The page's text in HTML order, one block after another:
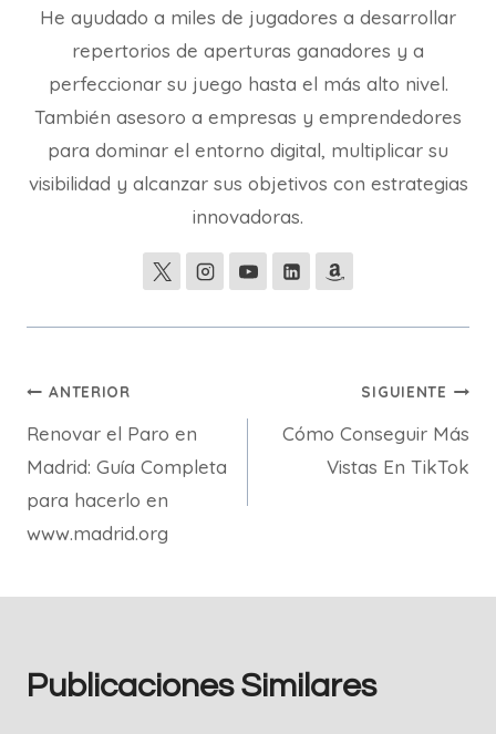
He ayudado a miles de jugadores a desarrollar
repertorios de aperturas ganadores y a
perfeccionar su juego hasta el más alto nivel.
También asesoro a empresas y emprendedores
para dominar el entorno digital, multiplicar su
visibilidad y alcanzar sus objetivos con estrategias
innovadoras.
Navegación
de
entradas
ANTERIOR
Renovar el Paro en
Madrid: Guía Completa
para hacerlo en
www.madrid.org
SIGUIENTE
Cómo Conseguir Más
Vistas En TikTok
Publicaciones Similares